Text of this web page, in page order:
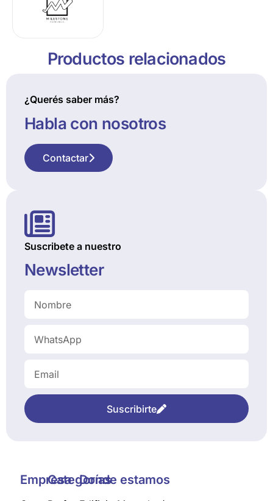
Productos relacionados
¿Querés saber más?
Habla con nosotros
Contactar
Suscribete a nuestro
Newsletter
Suscribirte
EmpresaCategoríasDonde estamos